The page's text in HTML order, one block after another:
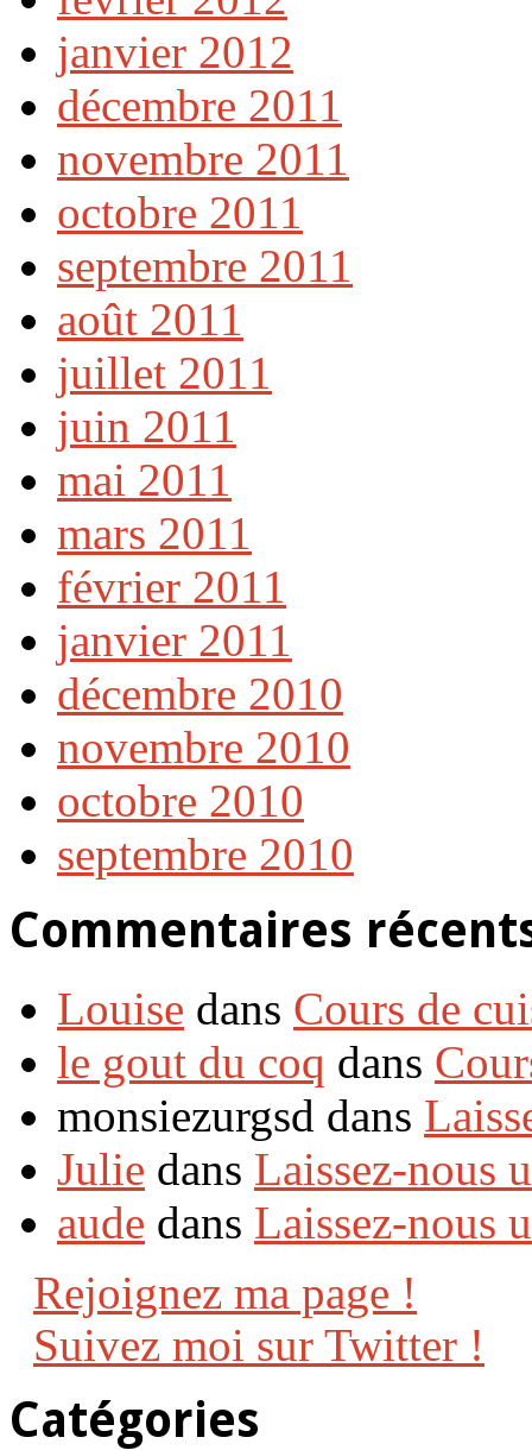
janvier 2012
décembre 2011
novembre 2011
octobre 2011
septembre 2011
août 2011
juillet 2011
juin 2011
mai 2011
mars 2011
février 2011
janvier 2011
décembre 2010
novembre 2010
octobre 2010
septembre 2010
Commentaires
Louise dans Cours de
le gout du coq dans
monsiezurgsd dans
Julie dans Laissez-nous
aude dans Laissez-nous
Rejoignez ma page !
Suivez moi sur Twitter !
Catégories